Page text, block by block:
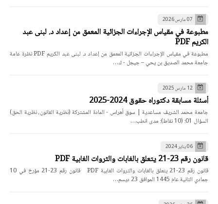
07 مارس 2026
مطبوعة في مقياس الإجراءات الجزائية المعمق من إعداد د. لبنى عبد
الكريم PDF
مطبوعة في مقياس الإجراءات الجزائية المعمق من إعداد د. لبنى عبد الكريم PDF نظرة عامة
جامعة محمد الصديق بن يحي – جيجل - ك…
12 مارس 2025
أسئلة مسابقة دكتوراه حقوق 2024-2025
جامعة محمد الشريف مساعدية | سوق أهراس - المادة المشتركة (نظرية القانون، نظرية الحق)
السؤال 01: (10 نقاط): مدى انطب…
06 يناير 2024
قانون رقم 23-21 يتعلق بالغابات والثروات الغابية PDF
قانون رقم 23-21 يتعلق بالغابات والثروات الغابية PDF قانون رقم 23-21 مؤرخ في 10
جمادي الثانية عام 1445 الموافق 23 ديسم…